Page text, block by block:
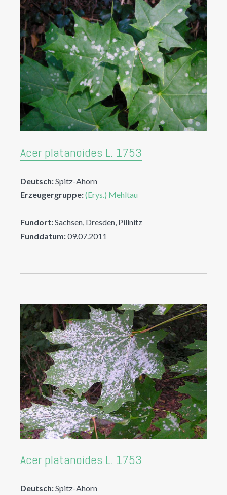
Acer platanoides L. 1753
Deutsch:Spitz-Ahorn
Erzeugergruppe:(Erys.) Mehltau
Fundort:Sachsen, Dresden, Pillnitz
Funddatum:09.07.2011
Acer platanoides L. 1753
Deutsch:Spitz-Ahorn